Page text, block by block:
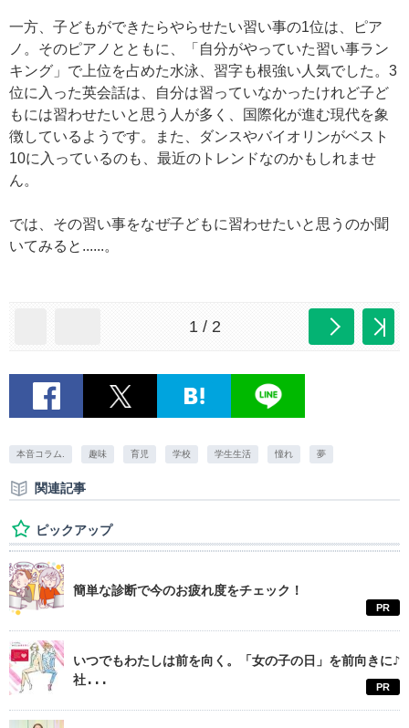
一方、子どもができたらやらせたい習い事の1位は、ピア
ノ。そのピアノとともに、「自分がやっていた習い事ラン
キング」で上位を占めた水泳、習字も根強い人気でした。3
位に入った英会話は、自分は習っていなかったけれど子ど
もには習わせたいと思う人が多く、国際化が進む現代を象
徴しているようです。また、ダンスやバイオリンがベスト
10に入っているのも、最近のトレンドなのかもしれませ
ん。
では、その習い事をなぜ子どもに習わせたいと思うのか聞
いてみると......。
1 / 2
本音コラム. 趣味 育児 学校 学生生活 憧れ 夢
関連記事
ピックアップ
簡単な診断で今のお疲れ度をチェック！
PR
いつでもわたしは前を向く。「女の子の日」を前向きに♪
社...
PR